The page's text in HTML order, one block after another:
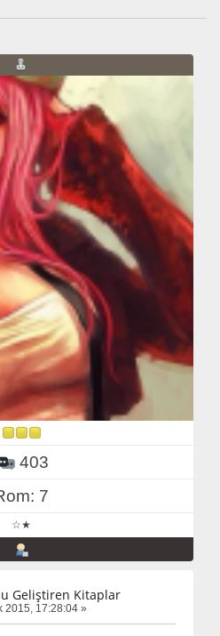
403
7
☆★
Geliştiren Kitaplar
2015, 17:28:04 »